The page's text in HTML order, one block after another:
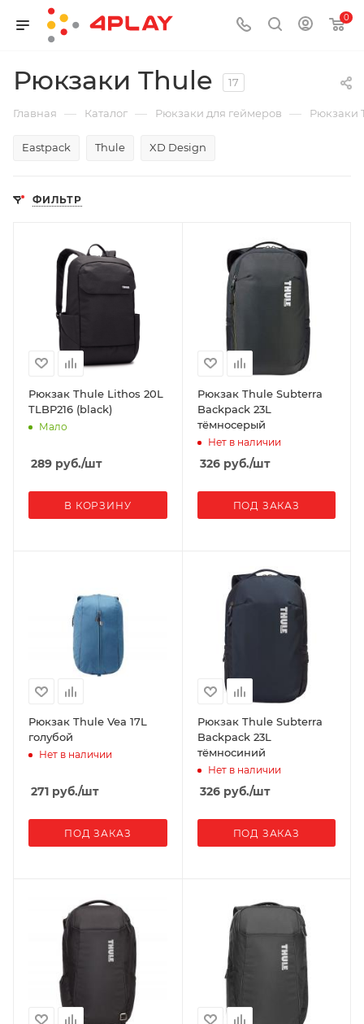
0
Рюкзаки Thule 17
Главная — Каталог — Рюкзаки для геймеров — Рюкзаки
Eastpack Thule XD Design
ФИЛЬТР
Рюкзак Thule Lithos 20L
TLBP216 (black)
Мало
289 руб./шт
В КОРЗИНУ
Рюкзак Thule Subterra
Backpack 23L
тёмносерый
Нет в наличии
326руб./шт
ПОД ЗАКАЗ
Рюкзак Thule Vea 17L
голубой
Нет в наличии
271 руб./шт
ПОД ЗАКАЗ
Рюкзак Thule Subterra
Backpack 23L
тёмносиний
Нет в наличии
326руб./шт
ПОД ЗАКАЗ